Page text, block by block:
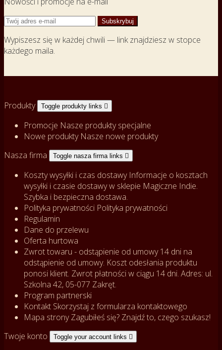
Wypiszesz się w każdej chwili — link znajdziesz w stopce
każdego maila.
Produkty Toggle produkty links 
Promocje Nasze produkty specjalne
Nowe produkty Nasze nowe produkty
Nasza firma
Toggle nasza firma links 
Koszty wysyłki i czas dostawy Informacje o kosztach
wysyłki i czasie dostawy w sklepie Magiczne Indie.
Szybka i bezpieczna dostawa.
Polityka prywatności Polityka prywatności
Regulamin
Dane do przelewu
Oferta hurtowa
Zwrot towaru - odstąpienie od umowy14 dni na
odstąpienie od umowy. Koszt odesłania produktu
ponosi klient. Zwrot płatności w ciągu 14 dni. Adres: ul.
Szkolna 42, 05-077 Zakręt.
Program partnerski
Kontakt Skorzystaj z formularza kontaktowego
Mapa stronyZagubiłeś się? Znajdź to, czego szukasz!
Twoje konto
Toggle your account links 